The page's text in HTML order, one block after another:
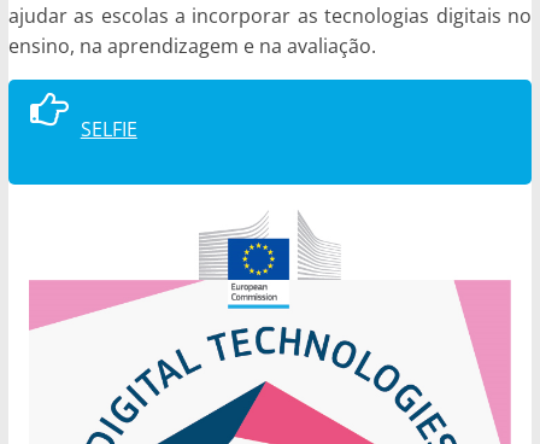
ajudar as escolas a incorporar as tecnologias digitais no
ensino, na aprendizagem e na avaliação.
SELFIE